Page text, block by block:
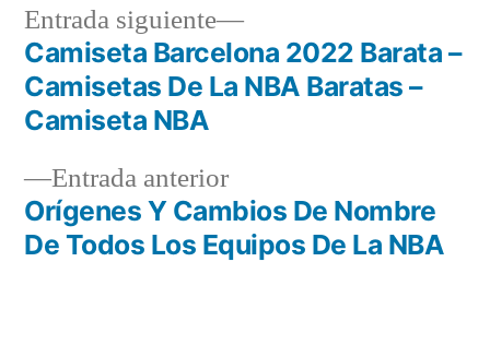
Navegación
de
entradas
Entrada anteriorEntrada
anterior:
Orígenes Y Cambios De Nombre
De Todos Los Equipos De La NBA
Entrada siguiente
Entrada
siguiente:
Camiseta Barcelona 2022 Barata –
Camisetas De La NBA Baratas –
Camiseta NBA